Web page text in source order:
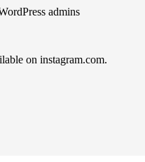
admins
on instagram.com.